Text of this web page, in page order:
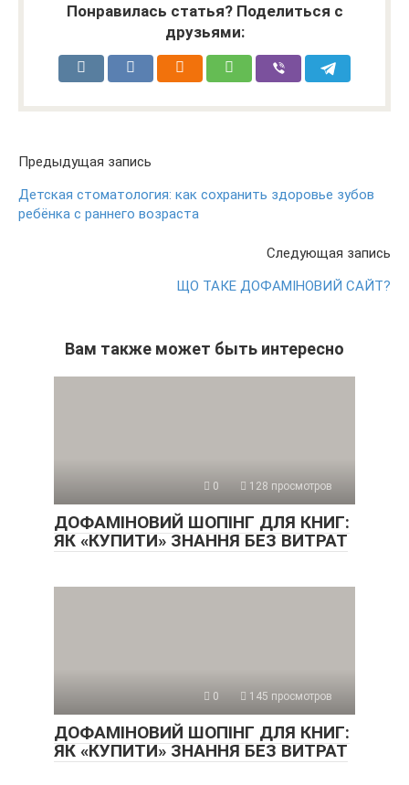
Понравилась статья? Поделиться с
друзьями:
Предыдущая запись
Детская стоматология: как сохранить здоровье зубов
ребёнка с раннего возраста
Следующая запись
ЩО ТАКЕ ДОФАМІНОВИЙ САЙТ?
Вам также может быть интересно
0 128 просмотров
ДОФАМІНОВИЙ ШОПІНГ ДЛЯ КНИГ:
ЯК «КУПИТИ» ЗНАННЯ БЕЗ ВИТРАТ
0 145 просмотров
ДОФАМІНОВИЙ ШОПІНГ ДЛЯ КНИГ:
ЯК «КУПИТИ» ЗНАННЯ БЕЗ ВИТРАТ